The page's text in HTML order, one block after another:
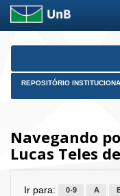
Skip
REPOSITÓRIO
Navegando
Lucas Teles de
Ir para: 0-9 A